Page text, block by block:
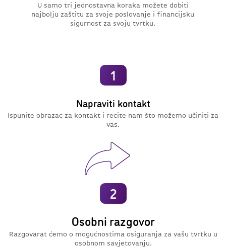
U samo tri jednostavna koraka možete dobiti
najbolju zaštitu za svoje poslovanje i financijsku
sigurnost za svoju tvrtku.
1
Napraviti kontakt
Ispunite obrazac za kontakt i recite nam što možemo učiniti za
vas.
2
Osobni razgovor
Razgovarat ćemo o mogućnostima osiguranja za vašu tvrtku u
osobnom savjetovanju.